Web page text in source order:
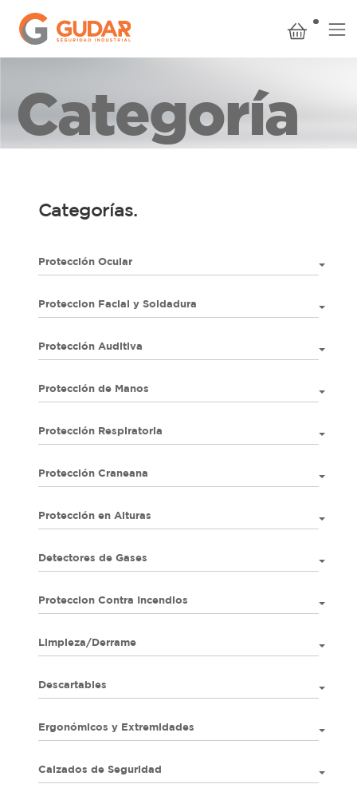
Categoría
Categorías.
Protección Ocular
Proteccion Facial y Soldadura
Protección Auditiva
Protección de Manos
Protección Respiratoria
Protección Craneana
Protección en Alturas
Detectores de Gases
Proteccion Contra Incendios
Limpieza/Derrame
Descartables
Ergonómicos y Extremidades
Calzados de Seguridad